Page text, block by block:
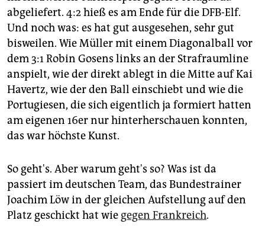
genossenschaft
epaper login
abgeliefert. 4:2 hieß es am Ende für die DFB-Elf.
Und noch was: es hat gut ausgesehen, sehr gut
bisweilen. Wie Müller mit einem Diagonalball vor
dem 3:1 Robin Gosens links an der Strafraumline
anspielt, wie der direkt ablegt in die Mitte auf Kai
Havertz, wie der den Ball einschiebt und wie die
Portugiesen, die sich eigentlich ja formiert hatten
am eigenen 16er nur hinterherschauen konnten,
das war höchste Kunst.
So geht's. Aber warum geht's so? Was ist da
passiert im deutschen Team, das Bundestrainer
Joachim Löw in der gleichen Aufstellung auf den
Platz geschickt hat wie gegen Frankreich.